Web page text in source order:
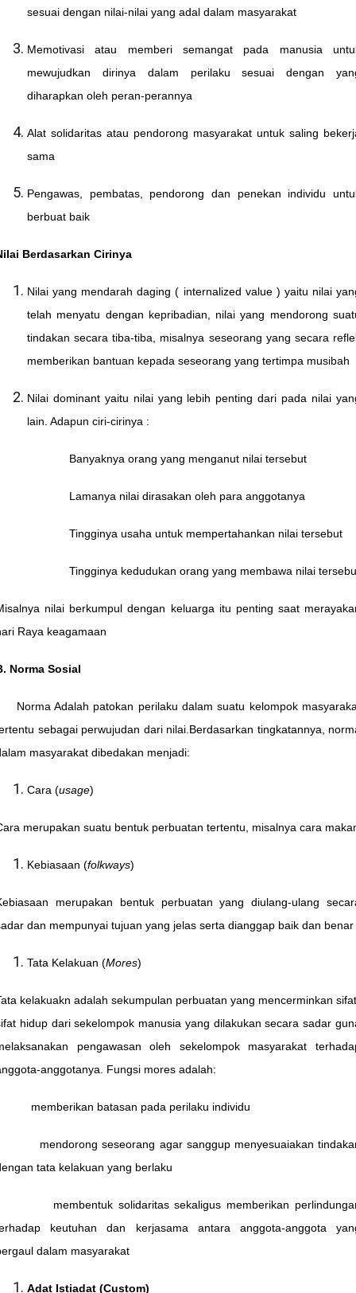
sesuai dengan nilai-nilai yang adal dalam masyarakat
Memotivasi atau memberi semangat pada manusia
mewujudkan dirinya dalam perilaku sesuai dengan
diharapkan oleh peran-perannya
Alat solidaritas atau pendorong masyarakat untuk saling
sama
Pengawas, pembatas, pendorong dan penekan individu
berbuat baik
Berdasarkan Cirinya
Nilai yang mendarah daging ( internalized value ) yaitu nilai
telah menyatu dengan kepribadian, nilai yang mendorong
tindakan secara tiba-tiba, misalnya seseorang yang secara
memberikan bantuan kepada seseorang yang tertimpa musibah
Nilai dominant yaitu nilai yang lebih penting dari pada nilai
lain. Adapun ciri-cirinya :
Banyaknya orang yang menganut nilai tersebut
Lamanya nilai dirasakan oleh para anggotanya
Tingginya usaha untuk mempertahankan nilai tersebut
Tingginya kedudukan orang yang membawa nilai
nilai berkumpul dengan keluarga itu penting saat
Raya keagamaan
Norma Sosial
Adalah patokan perilaku dalam suatu kelompok
sebagai perwujudan dari nilai.Berdasarkan tingkatannya,
masyarakat dibedakan menjadi:
Cara (usage)
merupakan suatu bentuk perbuatan tertentu, misalnya cara
Kebiasaan (folkways)
merupakan bentuk perbuatan yang diulang-ulang
dan mempunyai tujuan yang jelas serta dianggap baik dan benar
Tata Kelakuan (Mores)
kelakuakn adalah sekumpulan perbuatan yang mencerminkan
hidup dari sekelompok manusia yang dilakukan secara sadar
pengawasan oleh sekelompok masyarakat
anggotanya. Fungsi mores adalah:
memberikan batasan pada perilaku individu
mendorong seseorang agar sanggup menyesuaiakan
tata kelakuan yang berlaku
membentuk solidaritas sekaligus memberikan
keutuhan dan kerjasama antara anggota-anggota
dalam masyarakat
Adat Istiadat (Custom)